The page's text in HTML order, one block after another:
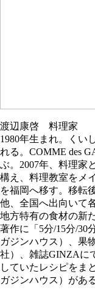
渡辺康啓 料理家
1980年生まれ。くい
れる。COMME des
ぶ。2007年、料理家
構え、料理教室をメ
を福岡へ移す。移転
他、全国へ出向いて
地方特有の食材の新
著作に「5分/15分/30
ガジンハウス）、果
社）、雑誌GINZAに
していたレシピをま
ガジンハウス）がある